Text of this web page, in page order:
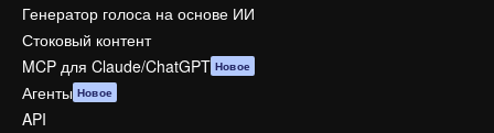
Генератор голоса на основе ИИ
Стоковый контент
MCP для Claude/ChatGPT Новое
Агенты Новое
API